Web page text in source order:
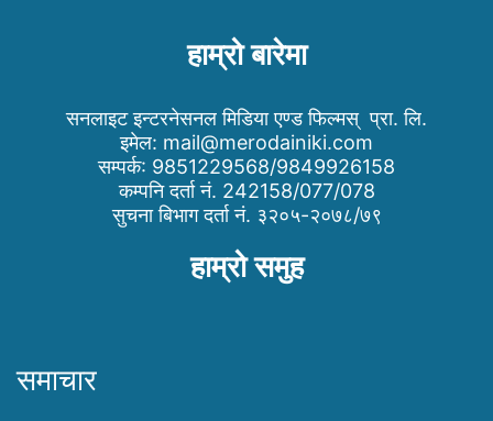
हाम्रो बारेमा
सनलाइट इन्टरनेसनल मिडिया एण्ड फिल्मस् प्रा. लि.
इमेल: mail@merodainiki.com
सम्पर्क: 9851229568/9849926158
कम्पनि दर्ता नं. 242158/077/078
सुचना बिभाग दर्ता नं. ३२०५-२०७८/७९
हाम्रो समुह
समाचार